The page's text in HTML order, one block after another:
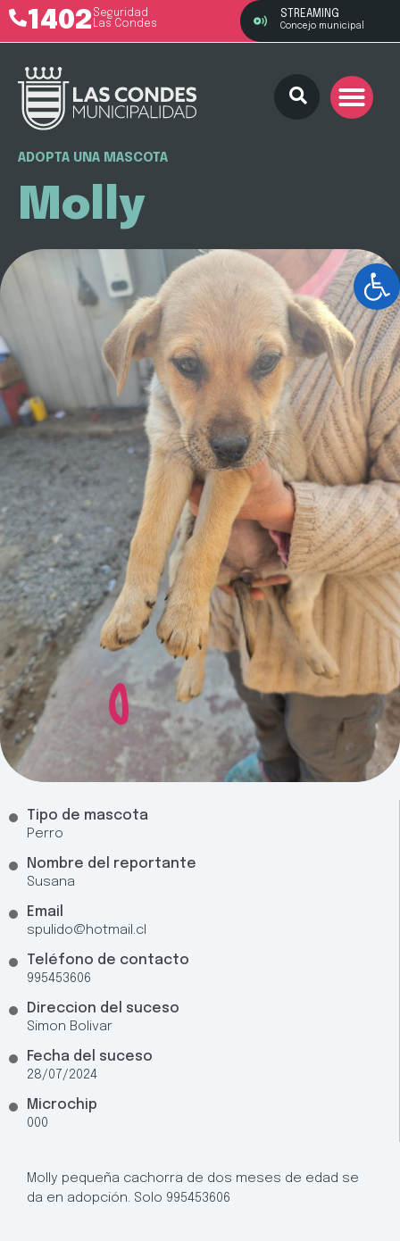
1402 Seguridad
Las Condes
STREAMING
Concejo municipal
ADOPTA UNA MASCOTA
Molly
Tipo de mascota
Perro
Nombre del reportante
Susana
Email
spulido@hotmail.cl
Teléfono de contacto
995453606
Direccion del suceso
Simon Bolivar
Fecha del suceso
28/07/2024
Microchip
000
Molly pequeña cachorra de dos meses de edad se
da en adopción. Solo 995453606